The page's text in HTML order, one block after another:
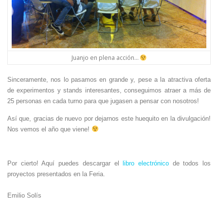
Juanjo en plena acción…
Sinceramente, nos lo pasamos en grande y, pese a la atractiva oferta
de experimentos y stands interesantes, conseguimos atraer a más de
25 personas en cada turno para que jugasen a pensar con nosotros!
Así que, gracias de nuevo por dejarnos este huequito en la divulgación!
Nos vemos el año que viene!
Por cierto! Aquí puedes descargar el libro electrónicode todos los
proyectos presentados en la Feria.
Emilio Solís